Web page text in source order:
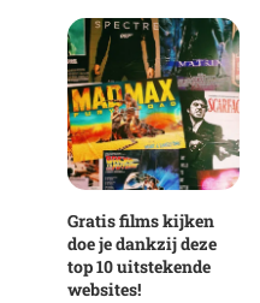
Gratis films kijken
doe je dankzij deze
top 10 uitstekende
websites!